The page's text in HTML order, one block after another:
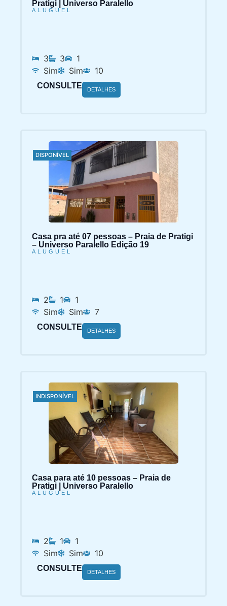
ALUGUEL
3 3
1
Sim
Sim 10
CONSULTE DETALHES
DISPONÍVEL
Casa pra até 07 pessoas – Praia de Pratigi
– Universo Paralello Edição 19
ALUGUEL
2 1
1
Sim
Sim 7
CONSULTE DETALHES
INDISPONÍVEL
Casa para até 10 pessoas – Praia de
Pratigi | Universo Paralello
ALUGUEL
2 1
1
Sim
Sim 10
CONSULTE DETALHES